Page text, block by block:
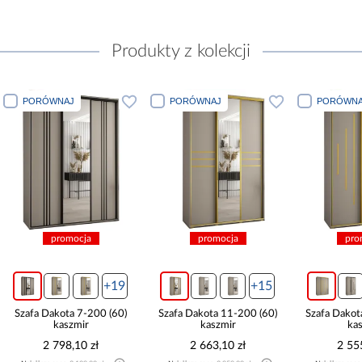
Produkty z kolekcji
PORÓWNAJ
promocja
+19
Szafa Dakota 7-200 (60)
kaszmir
2 798,10 zł
PORÓWNAJ
promocja
+15
Szafa Dakota 11-200 (60)
kaszmir
2 663,10 zł
Szafa
2